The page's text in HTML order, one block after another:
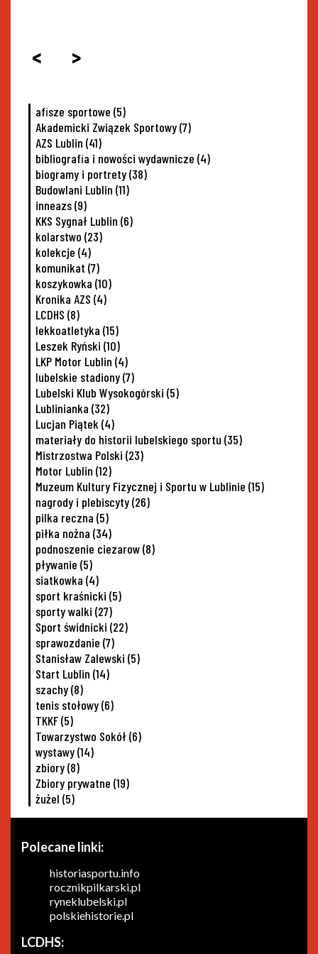
< >
afisze sportowe (5)
Akademicki Związek Sportowy(7)
AZS Lublin (41)
bibliografia i nowości wydawnicze (4)
biogramy i portrety(38)
Budowlani Lublin (11)
inneazs(9)
KKS Sygnał Lublin (6)
kolarstwo (23)
kolekcje (4)
komunikat (7)
koszykowka (10)
Kronika AZS (4)
LCDHS (8)
lekkoatletyka (15)
Leszek Ryński (10)
LKP Motor Lublin (4)
lubelskie stadiony(7)
Lubelski Klub Wysokogórski (5)
Lublinianka (32)
Lucjan Piątek (4)
materiały do historii lubelskiego sportu (35)
Mistrzostwa Polski (23)
Motor Lublin (12)
Muzeum Kultury Fizycznej i Sportu w Lublinie (15)
nagrody i plebiscyty(26)
pilka reczna (5)
piłka nożna (34)
podnoszenie ciezarow(8)
pływanie (5)
siatkowka (4)
sport kraśnicki (5)
sporty walki (27)
Sport świdnicki (22)
sprawozdanie (7)
Stanisław Zalewski (5)
Start Lublin (14)
szachy(8)
tenis stołowy(6)
TKKF(5)
Towarzystwo Sokół(6)
wystawy(14)
zbiory(8)
Zbiory prywatne (19)
żużel (5)
Polecane linki:
historiasportu.info
rocznikpilkarski.pl
ryneklubelski.pl
polskiehistorie.pl
LCDHS: